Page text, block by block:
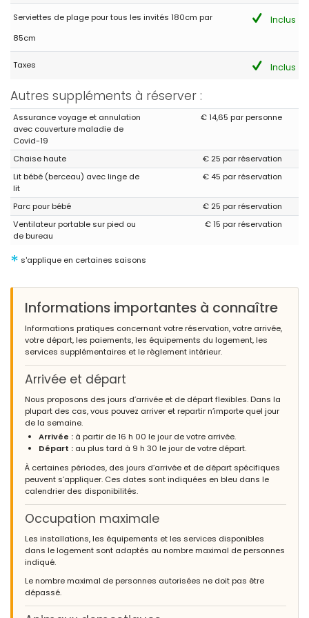
Serviettes de plage pour tous les invités 180cm par
85cm
Inclus
Taxes Inclus
Autres suppléments à réserver :
Assurance voyage et annulation
avec couverture maladie de
Covid-19
€ 14,65 par personne
Chaise haute
€ 25 par réservation
Lit bébé (berceau) avec linge de
lit
€ 45 par réservation
Parc pour bébé
€ 25 par réservation
Ventilateur portable sur pied ou
de bureau
€ 15 par réservation
* s'applique en certaines saisons
Informations importantes à connaître
Informations pratiques concernant votre réservation, votre arrivée,
votre départ, les paiements, les équipements du logement, les
services supplémentaires et le règlement intérieur.
Arrivée et départ
Nous proposons des jours d’arrivée et de départ flexibles. Dans la
plupart des cas, vous pouvez arriver et repartir n’importe quel jour
de la semaine.
Arrivée : à partir de 16 h 00 le jour de votre arrivée.
Départ : au plus tard à 9 h 30 le jour de votre départ.
À certaines périodes, des jours d’arrivée et de départ spécifiques
peuvent s’appliquer. Ces dates sont indiquées en bleu dans le
calendrier des disponibilités.
Occupation maximale
Les installations, les équipements et les services disponibles
dans le logement sont adaptés au nombre maximal de personnes
indiqué.
Le nombre maximal de personnes autorisées ne doit pas être
dépassé.